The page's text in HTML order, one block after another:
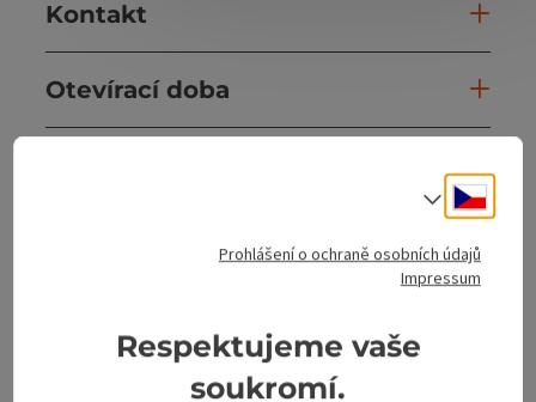
Kontakt
Otevírací doba
pronájem
Cesky
Volba
Prohlášení o ochraně osobních údajů
Impressum
Respektujeme vaše
soukromí.